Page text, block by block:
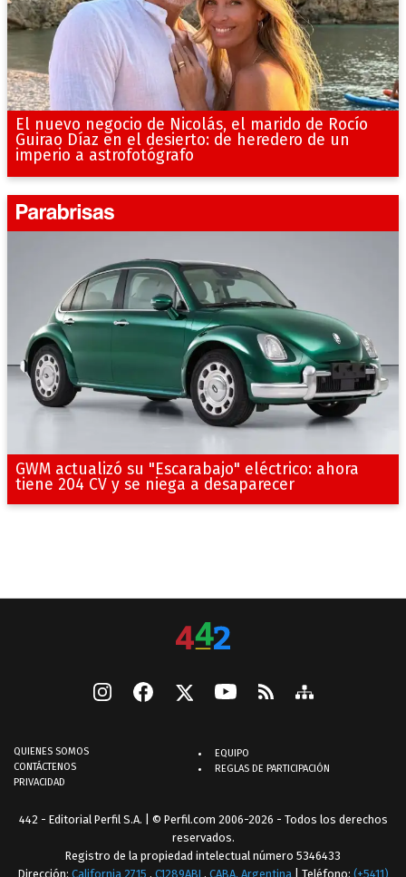
El nuevo negocio de Nicolás, el marido de Rocío
Guirao Díaz en el desierto: de heredero de un
imperio a astrofotógrafo
GWM actualizó su "Escarabajo" eléctrico: ahora
tiene 204 CV y se niega a desaparecer
QUIENES SOMOS
CONTÁCTENOS
PRIVACIDAD
EQUIPO
REGLAS DE PARTICIPACIÓN
442 - Editorial Perfil S.A. | © Perfil.com 2006-2026 - Todos los derechos
reservados.
Registro de la propiedad intelectual número 5346433
Dirección: California 2715 , C1289ABI , CABA, Argentina | Teléfono: (+5411)